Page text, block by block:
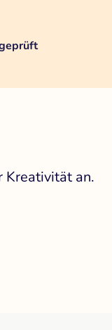
Kreativität an.